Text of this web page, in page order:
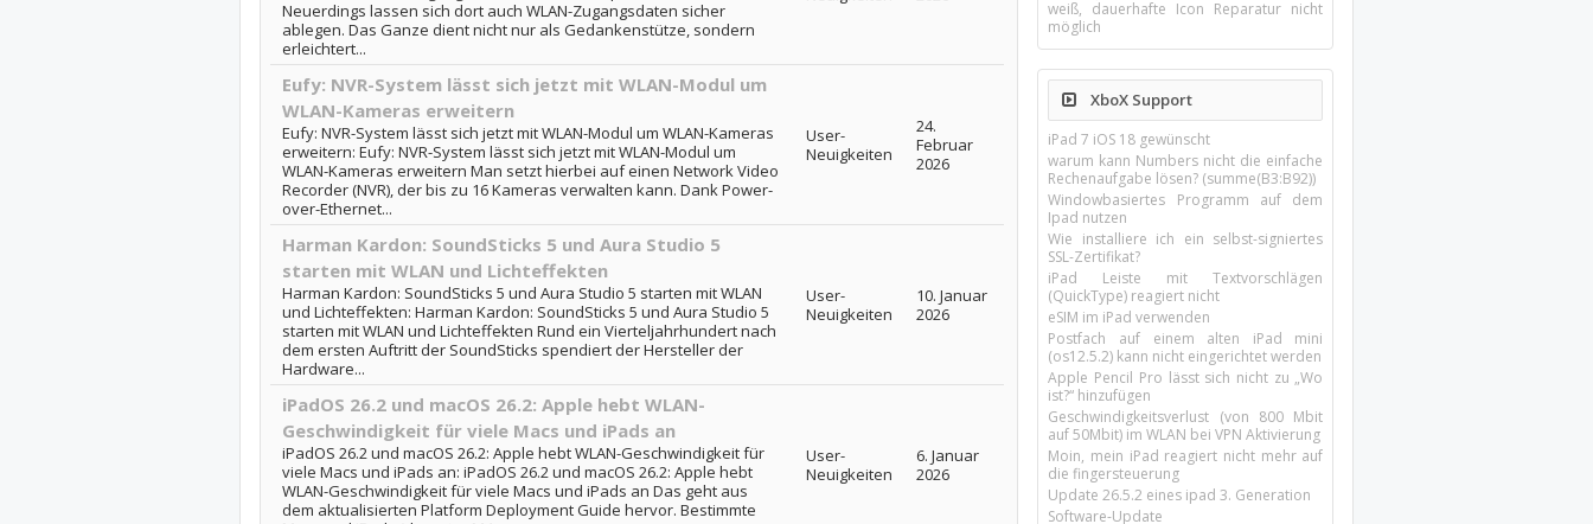
Neuerdings lassen sich dort auch WLAN-Zugangsdaten sicher
ablegen. Das Ganze dient nicht nur als Gedankenstütze, sondern
erleichtert...
Eufy: NVR-System lässt sich jetzt mit WLAN-Modul um
WLAN-Kameras erweitern
Eufy: NVR-System lässt sich jetzt mit WLAN-Modul um WLAN-Kameras
erweitern: Eufy: NVR-System lässt sich jetzt mit WLAN-Modul um
WLAN-Kameras erweitern Man setzt hierbei auf einen Network Video
Recorder (NVR), der bis zu 16 Kameras verwalten kann. Dank Power-
over-Ethernet...
User-
Neuigkeiten
24.
Februar
2026
Harman Kardon: SoundSticks 5 und Aura Studio 5
starten mit WLAN und Lichteffekten
Harman Kardon: SoundSticks 5 und Aura Studio 5 starten mit WLAN
und Lichteffekten: Harman Kardon: SoundSticks 5 und Aura Studio 5
starten mit WLAN und Lichteffekten Rund ein Vierteljahrhundert nach
dem ersten Auftritt der SoundSticks spendiert der Hersteller der
Hardware...
User-
Neuigkeiten
10. Januar
2026
iPadOS 26.2 und macOS 26.2: Apple hebt WLAN-
Geschwindigkeit für viele Macs und iPads an
iPadOS 26.2 und macOS 26.2: Apple hebt WLAN-Geschwindigkeit für
viele Macs und iPads an: iPadOS 26.2 und macOS 26.2: Apple hebt
WLAN-Geschwindigkeit für viele Macs und iPads an Das geht aus
dem aktualisierten Platform Deployment Guide hervor. Bestimmte
User-
Neuigkeiten
6. Januar
2026
weiß, dauerhafte Icon Reparatur nicht
möglich
XboX Support
iPad 7 iOS 18 gewünscht
warum kann Numbers nicht die einfache
Rechenaufgabe lösen? (summe(B3:B92))
Windowbasiertes Programm auf dem
Ipad nutzen
Wie installiere ich ein selbst-signiertes
SSL-Zertifikat?
iPad Leiste mit Textvorschlägen
(QuickType) reagiert nicht
eSIM im iPad verwenden
Postfach auf einem alten iPad mini
(os12.5.2) kann nicht eingerichtet werden
Apple Pencil Pro lässt sich nicht zu „Wo
ist?“ hinzufügen
Geschwindigkeitsverlust (von 800 Mbit
auf 50Mbit) im WLAN bei VPN Aktivierung
Moin, mein iPad reagiert nicht mehr auf
die fingersteuerung
Update 26.5.2 eines ipad 3. Generation
Software-Update